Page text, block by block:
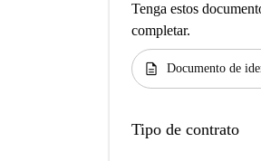
Tenga estos
completar.
description Documento de
Tipo de contrato